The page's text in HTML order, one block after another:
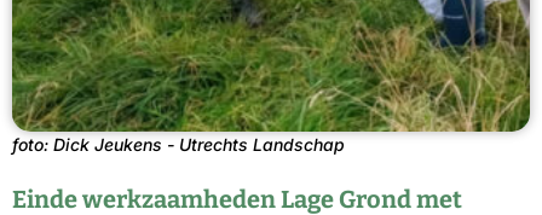
foto: Dick Jeukens - Utrechts Landschap
Einde werkzaamheden Lage Grond met